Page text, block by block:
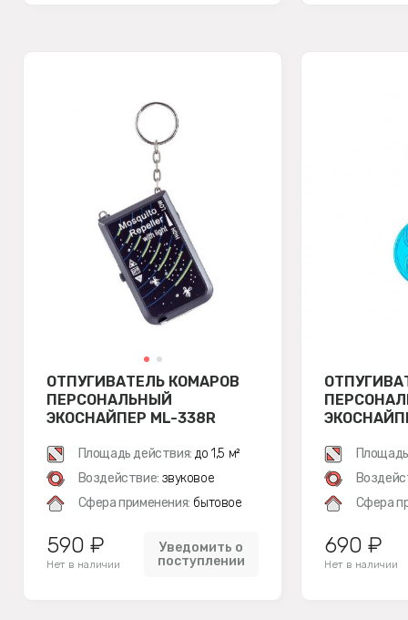
ОТПУГИВАТЕЛЬ КОМАРОВ
ПЕРСОНАЛЬНЫЙ
ЭКОСНАЙПЕР ML-338R
Площадь действия: до 1,5 м²
Воздействие: звуковое
Сфера применения: бытовое
590 ₽
Нет в наличии
Уведомить о
поступлении
Сфера
690 ₽
Нет в наличии